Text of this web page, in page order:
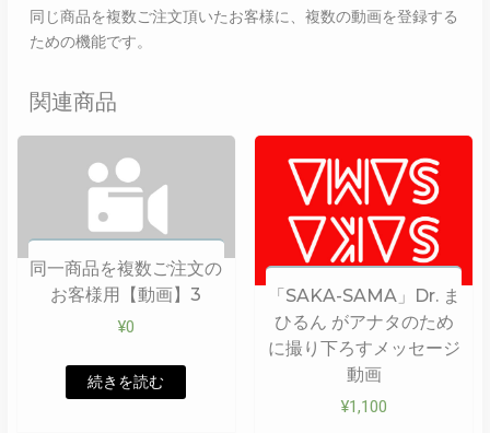
同じ商品を複数ご注文頂いたお客様に、複数の動画を登録する
ための機能です。
関連商品
同一商品を複数ご注文の
お客様用【動画】3
¥0
続きを読む
「SAKA-SAMA」Dr. ま
ひるん がアナタのため
に撮り下ろすメッセージ
動画
¥1,100